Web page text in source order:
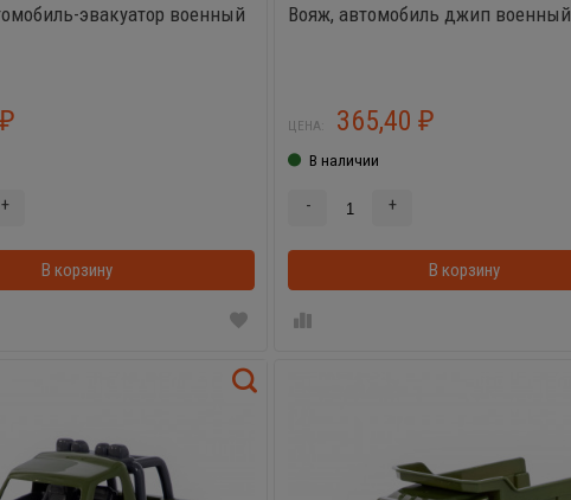
эвакуатор военный
+
В корзину В корзинке
Вояж, автомобиль джип военный
ЦЕНА: 365,40₽
В наличии
- +
В корзину